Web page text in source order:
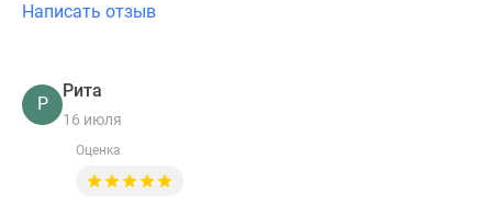
Написать отзыв
Р
Рита
16 июля
Оценка